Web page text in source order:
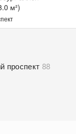
м²)
проспект 88